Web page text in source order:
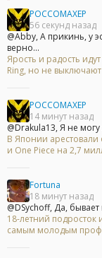
POCCOMAXEP
56 секунд назад
@Abby, А прикинь, у
верно...
Ярость и радость
Ring, но не
POCCOMAXEP
14 минут назад
@Drakula13, Я не
В Японии арестовали
и One Piece на 2,7
Fortuna
18 минут назад
@DSychoff, Да, бывает
18-летний
самым молодым